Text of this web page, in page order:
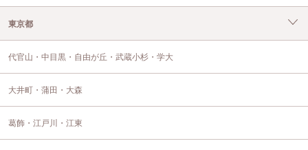
東京都
代官山・中目黒・自由が丘・武蔵小杉・学大
大井町・蒲田・大森
葛飾・江戸川・江東